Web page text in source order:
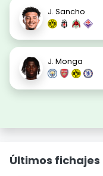
J. Sancho
J. Monga
Últimos